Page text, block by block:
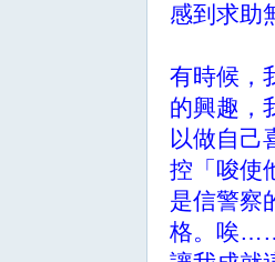
感到求助
有時候，
的興趣，
以做自己
控「唆使
是信警察
格。唉……